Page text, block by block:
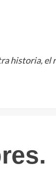
historia,